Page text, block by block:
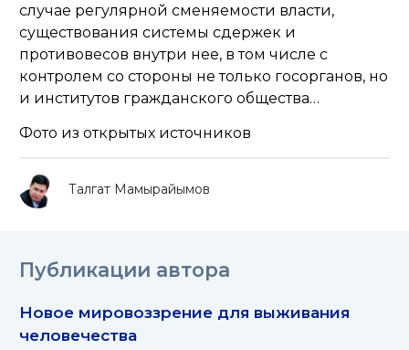
случае регулярной сменяемости власти,
существования системы сдержек и
противовесов внутри нее, в том числе с
контролем со стороны не только госорганов, но
и институтов гражданского общества…
Фото из открытых источников
Талгат Мамырайымов
Публикации автора
Новое мировоззрение для выживания
человечества